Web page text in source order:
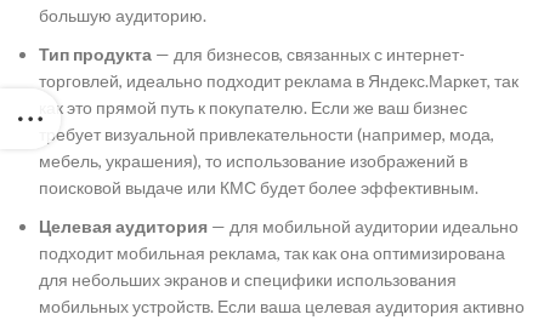
большую аудиторию.
Тип продукта — для бизнесов, связанных с интернет-
торговлей, идеально подходит реклама в Яндекс.Маркет, так
как это прямой путь к покупателю. Если же ваш бизнес
требует визуальной привлекательности (например, мода,
мебель, украшения), то использование изображений в
поисковой выдаче или КМС будет более эффективным.
Целевая аудитория — для мобильной аудитории идеально
подходит мобильная реклама, так как она оптимизирована
для небольших экранов и специфики использования
мобильных устройств. Если ваша целевая аудитория активно